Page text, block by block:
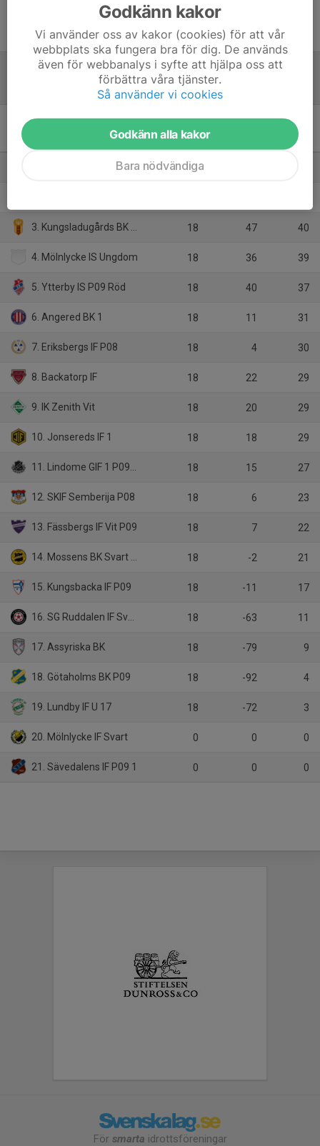
Inget referat skrivet
Pojkar 2008-2009(16-17 år)
Svår
M
18
3. Kungsladugårds BK 2 P08 18 47 40
4. Mölnlycke IS Ungdom 18 36 39
5. Ytterby IS P09 Röd 18 40 37
6. Angered BK 1 18 11 31
7. Eriksbergs IF P08 18 4 30
8. Backatorp IF 18 22 29
9. IK Zenith Vit 18 20 29
10. Jonsereds IF 1 18 18 29
11. Lindome GIF 1 P09-08 18 15 27
12. SKIF Semberija P08 18 6 23
13. Fässbergs IF Vit P09 18 7 22
14. Mossens BK Svart P09 18 -2 21
15. Kungsbacka IF P09 18 -11 17
16. SG Ruddalen IF Svart P09 18 -63 11
17. Assyriska BK 18 -79 9
18. Götaholms BK P09 18 -92 4
19. Lundby IF U 17 18 -72 3
20. Mölnlycke IF Svart 0 0 0
21. Sävedalens IF P09 1 0 0 0
För smarta idrottsföreningar
Godkänn kakor
Vi använder oss av kakor (cookies) för att vår
webbplats ska fungera bra för dig. De används
även för webbanalys i syfte att hjälpa oss att
förbättra våra tjänster.
Så använder vi cookies
Godkänn alla kakor
Bara nödvändiga